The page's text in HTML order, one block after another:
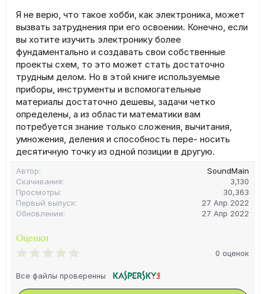
Я не верю, что такое хобби, как электроника, может
вызвать затруднения при его освоении. Конечно, если
вы хотите изучить электронику более
фундаментально и создавать свои собственные
проекты схем, то это может стать достаточно
трудным делом. Но в этой книге используемые
приборы, инструменты и вспомогательные
материалы достаточно дешевы, задачи четко
определены, а из области математики вам
потребуется знание только сложения, вычитания,
умножения, деления и способность пере- носить
десятичную точку из одной позиции в другую.
Автор
SoundMain
Скачивания
3,130
Просмотры
30,363
Первый выпуск
27 Апр 2022
Обновление
27 Апр 2022
Оценки
0
з
0 оценок
Все файлы проверенны